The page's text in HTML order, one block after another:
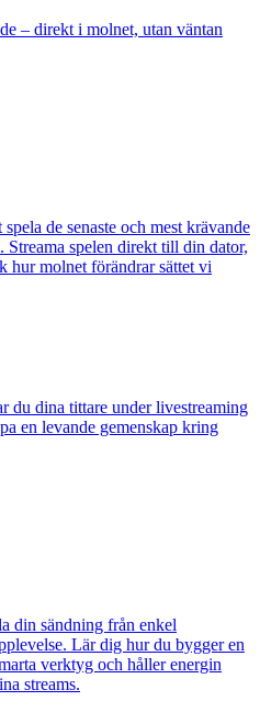
– direkt i molnet, utan väntan
de senaste och mest krävande
Streama spelen direkt till din dator,
hur molnet förändrar sättet vi
du dina tittare under livestreaming
en levande gemenskap kring
din sändning från enkel
Lär dig hur du bygger en
verktyg och håller energin
streams.